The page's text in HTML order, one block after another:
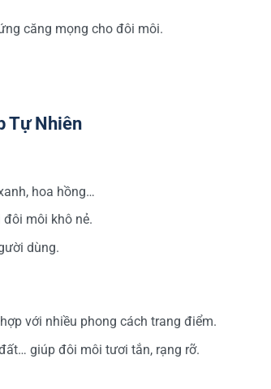
căng mọng cho đôi môi.
Tự Nhiên
hoa hồng…
môi khô nẻ.
dùng.
với nhiều phong cách trang điểm.
giúp đôi môi tươi tắn, rạng rỡ.